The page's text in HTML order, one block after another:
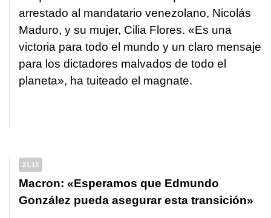
arrestado al mandatario venezolano, Nicolás
Maduro, y su mujer, Cilia Flores. «Es una
victoria para todo el mundo y un claro mensaje
para los dictadores malvados de todo el
planeta», ha tuiteado el magnate.
21.13
Macron: «Esperamos que Edmundo
González pueda asegurar esta transición»